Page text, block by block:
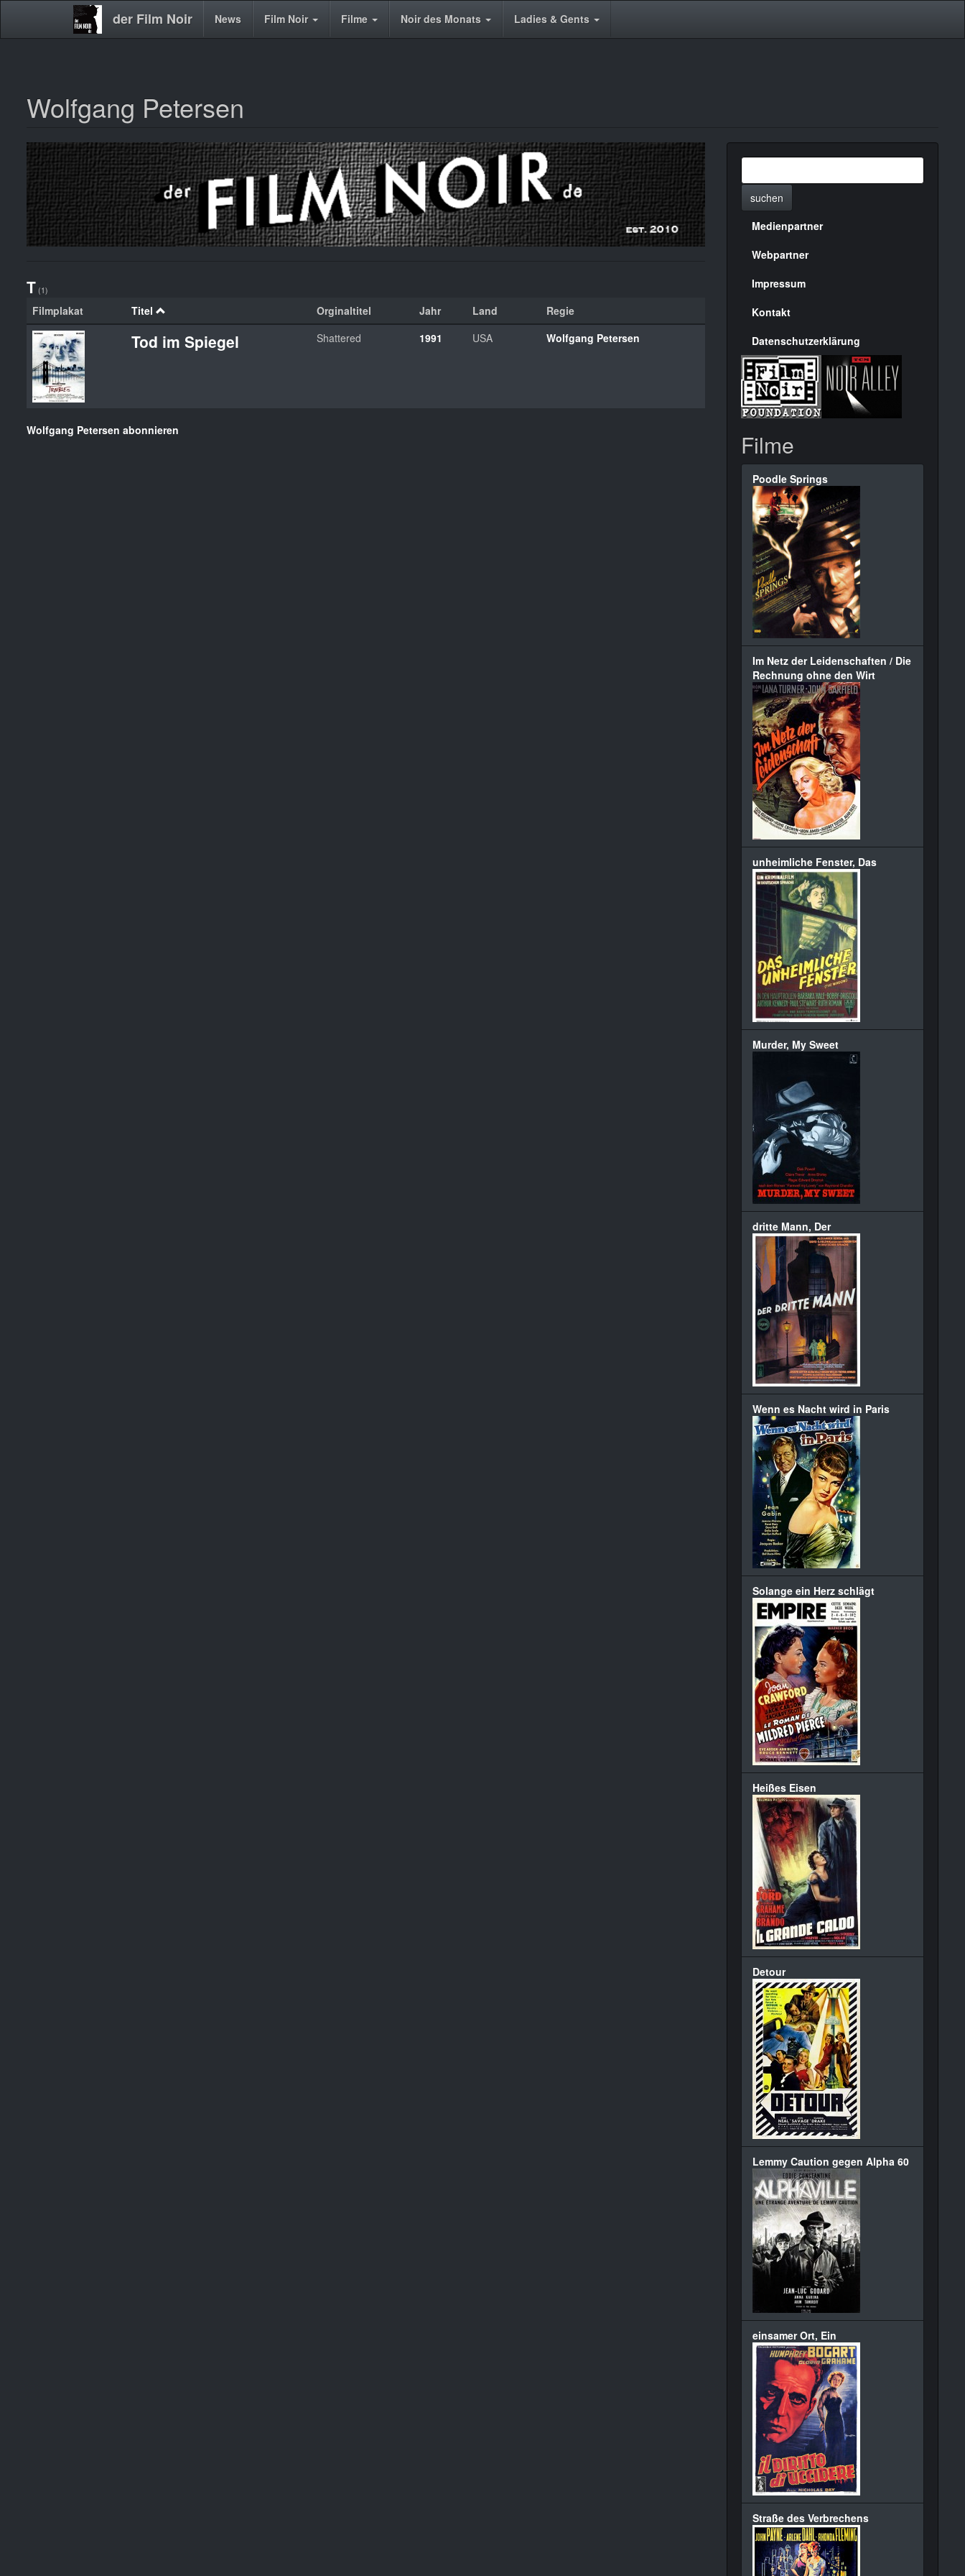
Direkt
der Film Noir
Main News Film Noir Filme Noir des Monats Ladies & Gents
Wolfgang Petersen
T (1)
Filmplakat Titel Orginaltitel Jahr Land Regie
Tod im Spiegel Shattered 1991 USA Wolfgang Petersen
Wolfgang Petersen abonnieren
suchen
Menülinks
rechte
Seite
Medienpartner
Webpartner
Impressum
Kontakt
Datenschutzerklärung
Filme
Poodle Springs
Im Netz der Leidenschaften / Die
Rechnung ohne den Wirt
unheimliche Fenster, Das
Murder, My Sweet
dritte Mann, Der
Wenn es Nacht wird in Paris
Solange ein Herz schlägt
Heißes Eisen
Detour
Lemmy Caution gegen Alpha 60
einsamer Ort, Ein
Straße des Verbrechens